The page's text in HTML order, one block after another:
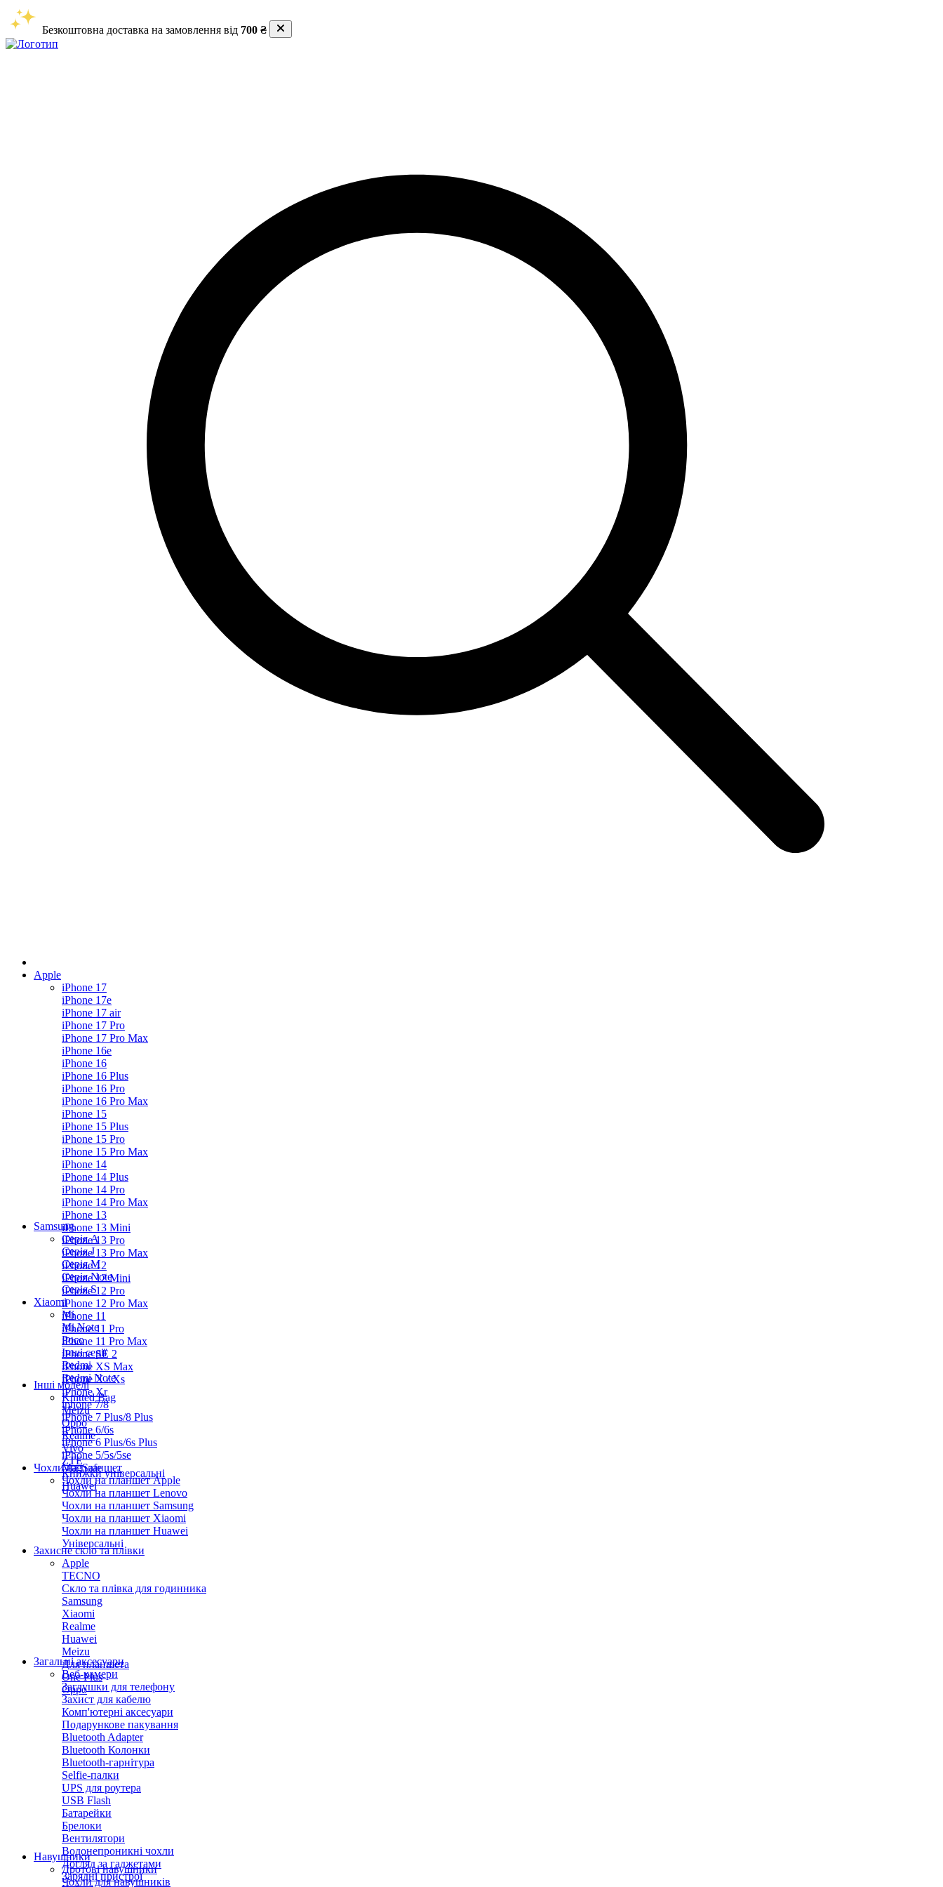
Безкоштовна доставка на замовлення від 700 ₴
Apple
iPhone 17
iPhone 17e
iPhone 17 air
iPhone 17 Pro
iPhone 17 Pro Max
iPhone 16e
iPhone 16
iPhone 16 Plus
iPhone 16 Pro
iPhone 16 Pro Max
iPhone 15
iPhone 15 Plus
iPhone 15 Pro
iPhone 15 Pro Max
iPhone 14
iPhone 14 Plus
iPhone 14 Pro
iPhone 14 Pro Max
iPhone 13
iPhone 13 Mini
iPhone 13 Pro
iPhone 13 Pro Max
iPhone 12
iPhone 12 Mini
iPhone 12 Pro
iPhone 12 Pro Max
iPhone 11
iPhone 11 Pro
iPhone 11 Pro Max
iPhone SE 2
iPhone XS Max
iPhone X / Xs
iPhone Xr
iphone 7/8
iPhone 7 Plus/8 Plus
iPhone 6/6s
iPhone 6 Plus/6s Plus
iPhone 5/5s/5se
MagSafe
Samsung
Серія А
Серiя J
Серiя M
Серія Note
Серія S
Xiaomi
Mi
Mi Note
Poco
Інші серії
Redmi
Redmi Note
Інші моделі
Knitted Bag
Meizu
Oppo
Realme
Vivo
ZTE
Книжки універсальні
Huawei
Чохли на планшет
Чохли на планшет Apple
Чохли на планшет Lenovo
Чохли на планшет Samsung
Чохли на планшет Xiaomi
Чохли на планшет Huawei
Універсальні
Захисне скло та плівки
Apple
TECNO
Скло та плівка для годинника
Samsung
Xiaomi
Realme
Huawei
Meizu
Для планшета
One Plus
Oppo
Загальні аксесуари
Веб-камери
Заглушки для телефону
Захист для кабелю
Комп'ютерні аксесуари
Подарункове пакування
Bluetooth Adapter
Bluetooth Колонки
Bluetooth-гарнітура
Selfie-палки
UPS для роутера
USB Flash
Батарейки
Брелоки
Вентилятори
Водонепроникні чохли
Догляд за гаджетами
Зарядні пристрої
Навушники
Дротові навушники
Чохли для навушників